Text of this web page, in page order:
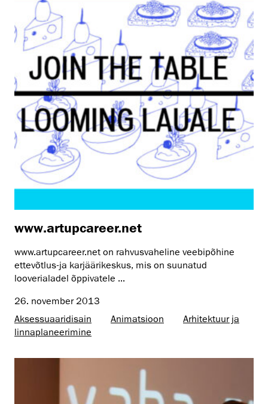
www.artupcareer.net
www.artupcareer.net on rahvusvaheline veebipõhine
ettevõtlus-ja karjäärikeskus, mis on suunatud
looverialadel õppivatele ...
26. november 2013
Aksessuaaridisain
Animatsioon
Arhitektuur ja
linnaplaneerimine